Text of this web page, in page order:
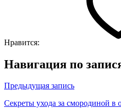
Нравится:
Навигация по
Предыдущая запись
Секреты ухода за смородиной в